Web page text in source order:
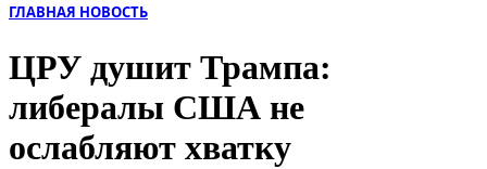
ГЛАВНАЯ НОВОСТЬ
ЦРУ душит Трампа:
либералы США не
ослабляют хватку